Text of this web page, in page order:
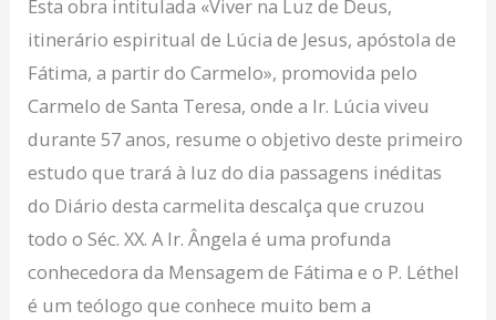
Esta obra intitulada «Viver na Luz de Deus,
itinerário espiritual de Lúcia de Jesus, apóstola de
Fátima, a partir do Carmelo», promovida pelo
Carmelo de Santa Teresa, onde a Ir. Lúcia viveu
durante 57 anos, resume o objetivo deste primeiro
estudo que trará à luz do dia passagens inéditas
do Diário desta carmelita descalça que cruzou
todo o Séc. XX. A Ir. Ângela é uma profunda
conhecedora da Mensagem de Fátima e o P. Léthel
é um teólogo que conhece muito bem a